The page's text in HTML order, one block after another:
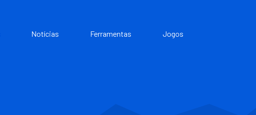
Notícias Ferramentas Jogos